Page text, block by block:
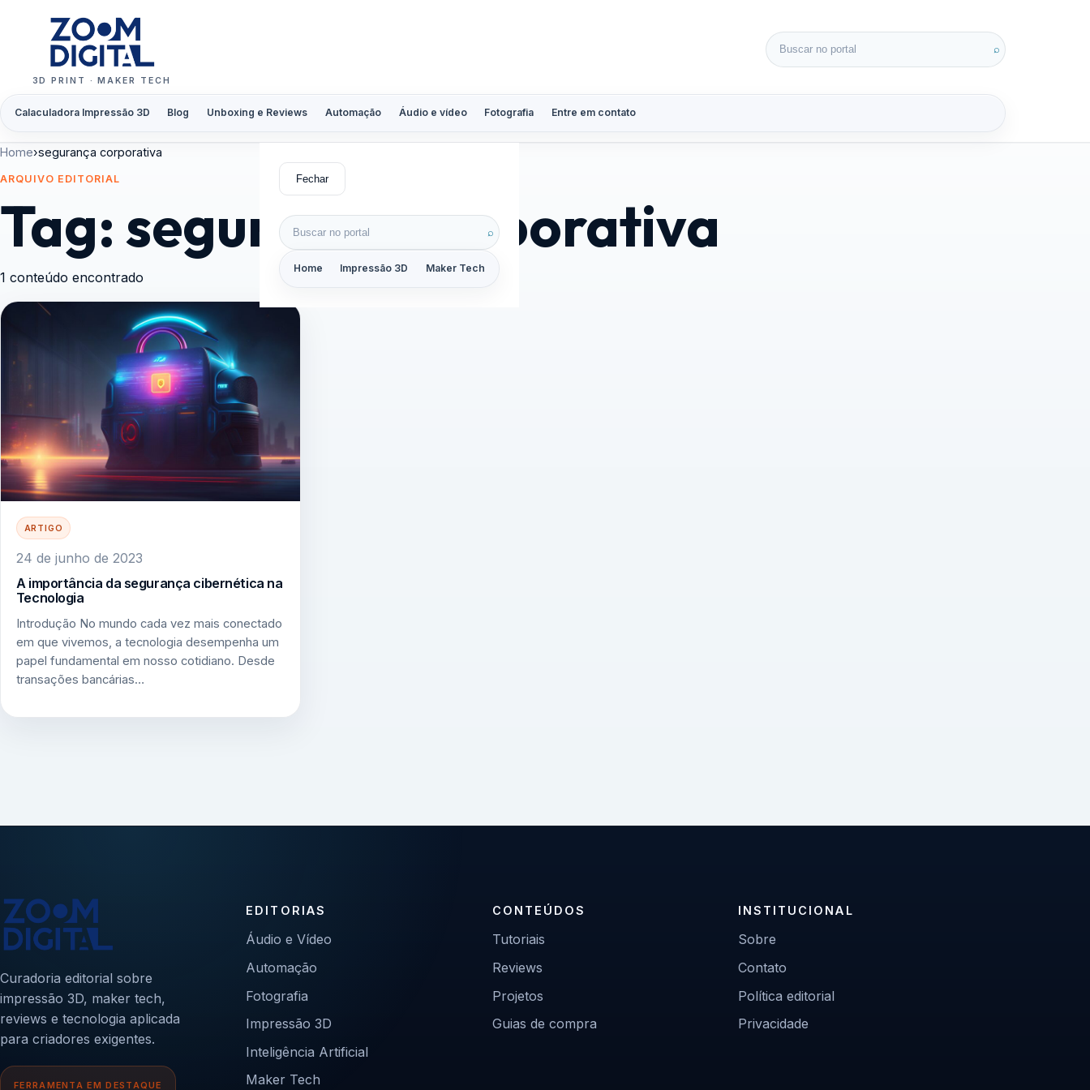
3D PRINT · MAKER TECH
Calaculadora Impressão 3D Blog Unboxing e Reviews Automação Áudio e vídeo Fotografia Entre em contato
Buscar por: ⌕
Fechar
Buscar por: ⌕
Home Impressão 3D Maker Tech
Home›segurança corporativa
ARQUIVO EDITORIAL
Tag:segurança corporativa
1 conteúdo encontrado
ARTIGO
24 de junho de 2023
A importância da segurança cibernética na
Tecnologia
Introdução No mundo cada vez mais conectado
em que vivemos, a tecnologia desempenha um
papel fundamental em nosso cotidiano. Desde
transações bancárias…
Curadoria editorial sobre
impressão 3D, maker tech,
reviews e tecnologia aplicada
para criadores exigentes.
FERRAMENTA EM DESTAQUE
EDITORIAS
Áudio e Vídeo
Automação
Fotografia
Impressão 3D
Inteligência Artificial
Maker Tech
CONTEÚDOS
Tutoriais
Reviews
Projetos
Guias de compra
INSTITUCIONAL
Sobre
Contato
Política editorial
Privacidade